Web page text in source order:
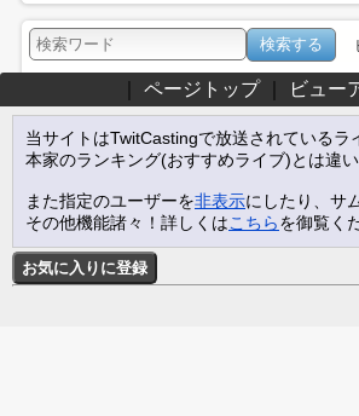
ページトップ｜ ビュー
当サイトはTwitCastingで放送されている
本家のランキング(おすすめライブ)とは違
また指定のユーザーを非表示にしたり、サ
その他機能諸々！詳しくはこちらを御覧く